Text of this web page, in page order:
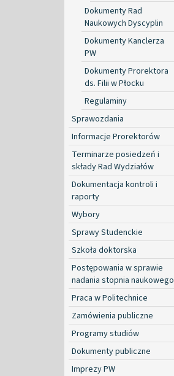
Dokumenty Rad
Naukowych Dyscyplin
Dokumenty Kanclerza
PW
Dokumenty Prorektora
ds. Filii w Płocku
Regulaminy
Sprawozdania
Informacje Prorektorów
Terminarze posiedzeń i
składy Rad Wydziałów
Dokumentacja kontroli i
raporty
Wybory
Sprawy Studenckie
Szkoła doktorska
Postępowania w sprawie
nadania stopnia naukowego
Praca w Politechnice
Zamówienia publiczne
Programy studiów
Dokumenty publiczne
Imprezy PW